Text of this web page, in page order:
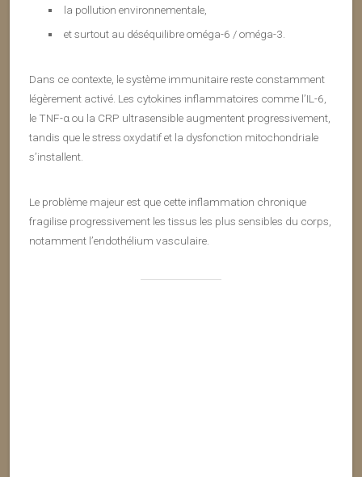
la pollution environnementale,
et surtout au déséquilibre oméga-6 / oméga-3.
Dans ce contexte, le système immunitaire reste constamment
légèrement activé. Les cytokines inflammatoires comme l’IL-6,
le TNF-α ou la CRP ultrasensible augmentent progressivement,
tandis que le stress oxydatif et la dysfonction mitochondriale
s’installent.
Le problème majeur est que cette inflammation chronique
fragilise progressivement les tissus les plus sensibles du corps,
notamment l’endothélium vasculaire.